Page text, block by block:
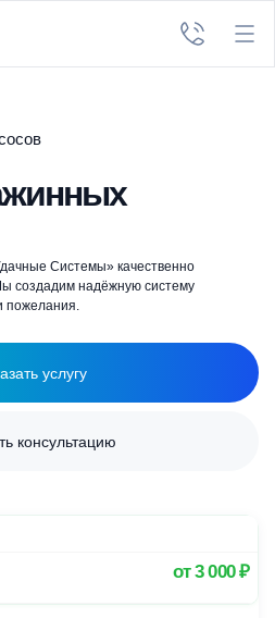
Системы» качественно
создадим надёжную систему
пожелания.
услугу
консультацию
от3 000 ₽